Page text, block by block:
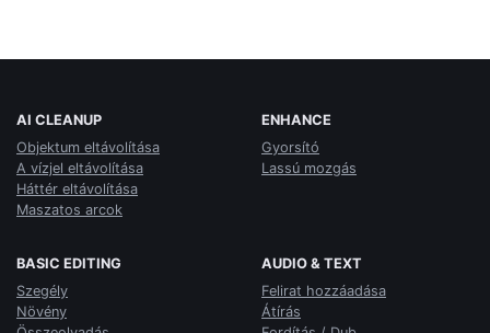
AI CLEANUP
Objektum eltávolítása
A vízjel eltávolítása
Háttér eltávolítása
Maszatos arcok
ENHANCE
Gyorsító
Lassú mozgás
BASIC EDITING
Szegély
Növény
AUDIO & TEXT
Felirat hozzáadása
Átírás